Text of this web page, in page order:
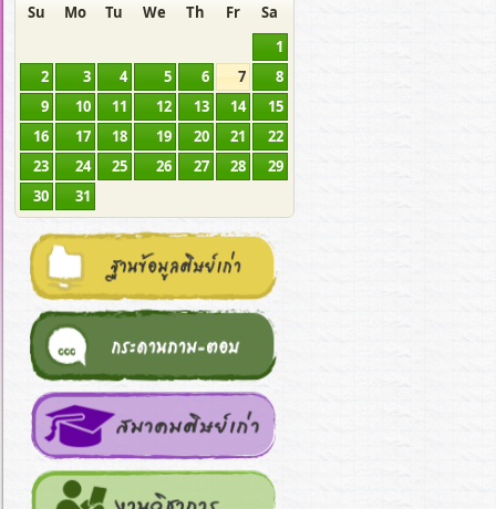
Su Mo Tu We Th Fr
Sa
1
2
3 4 5 6 7
8
9
10 11 12 13 14
15
16
17 18 19 20 21
22
23
24 25 26 27 28
29
30
31